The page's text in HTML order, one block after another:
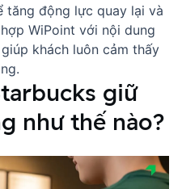
tăng động lực quay lại và
WiPoint với nội dung
khách luôn cảm thấy
giữ
như thế nào?